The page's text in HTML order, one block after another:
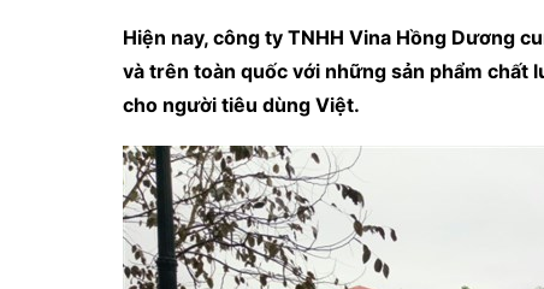
Hiện nay, công ty TNHH Vina Hồng Dương
và trên toàn quốc với những sản phẩm chất
cho người tiêu dùng Việt.